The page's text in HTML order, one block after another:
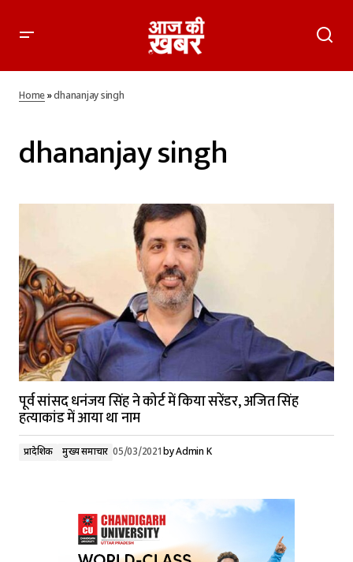
Home»dhananjay singh
dhananjay singh
पूर्व सांसद धनंजय सिंह ने कोर्ट में किया सरेंडर, अजित सिंह
हत्याकांड में आया था नाम
प्रादेशिक मुख्य समाचार 05/03/2021byAdmin K